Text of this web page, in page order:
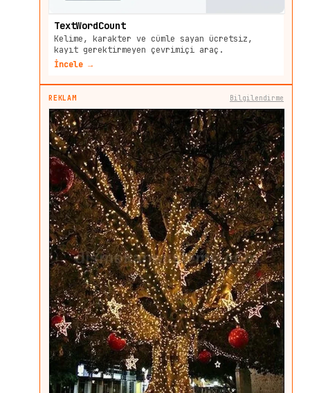
TextWordCount
Kelime, karakter ve cümle sayan ücretsiz,
kayıt gerektirmeyen çevrimiçi araç.
İncele →
REKLAM Bilgilendirme